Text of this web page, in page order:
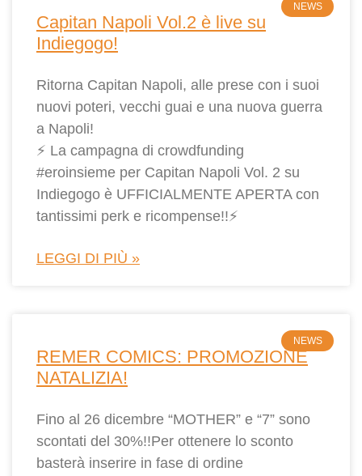
NEWS
Capitan Napoli Vol.2 è live su
Indiegogo!
Ritorna Capitan Napoli, alle prese con i suoi
nuovi poteri, vecchi guai e una nuova guerra
a Napoli!
⚡ La campagna di crowdfunding
#eroinsieme per Capitan Napoli Vol. 2 su
Indiegogo è UFFICIALMENTE APERTA con
tantissimi perk e ricompense!!⚡
LEGGI DI PIÙ »
NEWS
REMER COMICS: PROMOZIONE
NATALIZIA!
Fino al 26 dicembre “MOTHER” e “7” sono
scontati del 30%!!Per ottenere lo sconto
basterà inserire in fase di ordine